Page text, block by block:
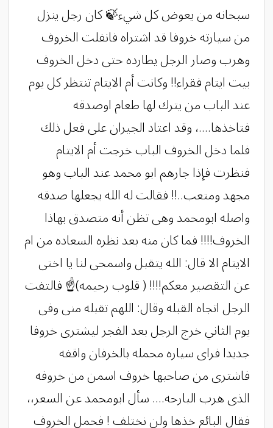
سبحانه من يعوض كل شيء🍃 كان رجل ينزل
من سيارته خروفا قد اشتراه فانفلت الخروف
وهرب وصار الرجل يطارده حتى دخل الخروف
بيت ايتام فقراء!! وكانت أم الايتام تنتظر كل يوم
عند الباب من يترك لها طعام اوصدقه
فتاخذها....، وقد اعتاد الجيران على فعل ذلك
فلما دخل الخروف الباب خرجت أم الايتام
فنظرت فإذا جارهم ابو محمد عند الباب وهو
مجهد ومتعب..!! فقالت له الله يجعلها صدقه
واصله ابومحمد وهى تظن أنه متصدق بهاذا
الخروف!!!! فما كان منه بعد نظره السعاده من ام
الايتام الا قال: الله يتقبل واسمحى لنا يا اختى
عن التقصير معكم!!!! ( قلوب رحيمه)☝ فالتفت
الرجل اتجاه القبله وقال: اللهم تقبله منى وفى
يوم الثاني خرج الرجل بعد الفجر ليشترى خروفا
جديدا فراى سياره محمله بالخرفان واقفه
فاشترى من صاحبها خروف اسمن من خروفه
الذى هرب البارحه.... سأل ابومحمد عن السعر،،
فقال البائع خذها ولن نختلف ! فحمل الخروف